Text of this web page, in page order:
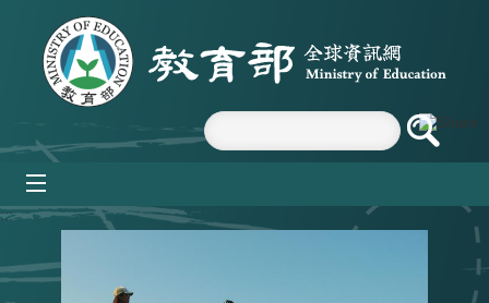
跳到主要內容區塊
:::